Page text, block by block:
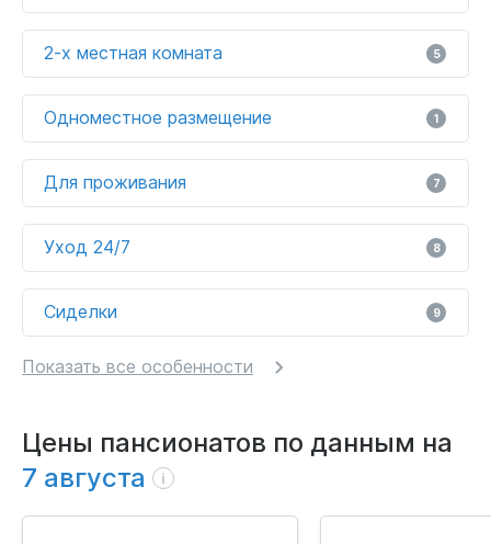
2-х местная комната 5
Одноместное размещение 1
Для проживания 7
Уход 24/7 8
Сиделки 9
Показать все особенности
Цены пансионатов по данным на
7 августа
i